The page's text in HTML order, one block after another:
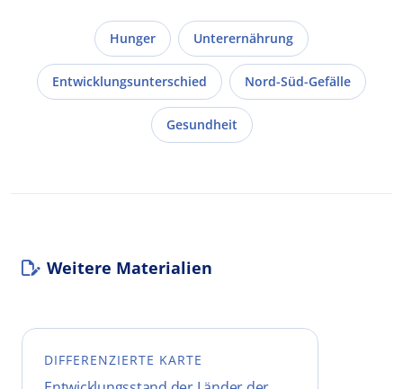
Hunger Unterernährung
Entwicklungsunterschied Nord-Süd-Gefälle
Gesundheit
Weitere Materialien
DIFFERENZIERTE KARTE